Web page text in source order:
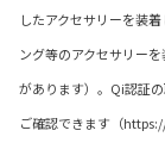
したアクセサリーを装
ング等のアクセサリー
があります）。Qi認証
ご確認できます（